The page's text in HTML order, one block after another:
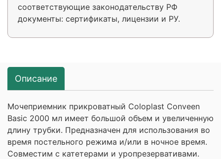
соответствующие законодательству РФ
документы: сертификаты, лицензии и РУ.
Описание
Мочеприемник прикроватный Coloplast Conveen
Basic 2000 мл имеет большой объем и увеличенную
длину трубки. Предназначен для использования во
время постельного режима и/или в ночное время.
Совместим с катетерами и уропрезервативами.